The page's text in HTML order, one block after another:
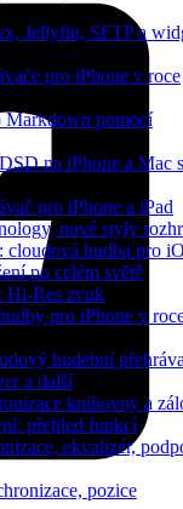
Jellyfin, SFTP a
pro iPhone v roce
Markdown pomocí
na iPhone a Mac s
pro iPhone a iPad
nové styly
cloudová hudba pro
po celém světě
Hi-Res zvuk
pro iPhone v
hudební
a další
knihovny a
přehled funkcí
ekvalizér,
pozice